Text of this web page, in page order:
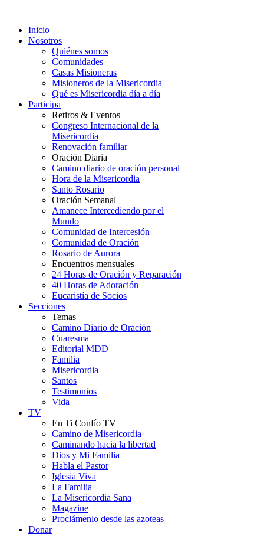
Inicio
Nosotros
Quiénes somos
Comunidades
Casas Misioneras
Misioneros de la Misericordia
Qué es Misericordia día a día
Participa
Retiros & Eventos
Congreso Internacional de la
Misericordia
Renovación familiar
Oración Diaria
Camino diario de oración personal
Hora de la Misericordia
Santo Rosario
Oración Semanal
Amanece Intercediendo por el
Mundo
Comunidad de Intercesión
Comunidad de Oración
Rosario de Aurora
Encuentros mensuales
24 Horas de Oración y Reparación
40 Horas de Adoración
Eucaristía de Socios
Secciones
Temas
Camino Diario de Oración
Cuaresma
Editorial MDD
Familia
Misericordia
Santos
Testimonios
Vida
TV
En Ti Confío TV
Camino de Misericordia
Caminando hacia la libertad
Dios y Mi Familia
Habla el Pastor
Iglesia Viva
La Familia
La Misericordia Sana
Magazine
Proclámenlo desde las azoteas
Donar